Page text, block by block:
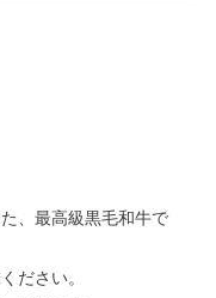
、最高級黒毛和牛で
ださい。